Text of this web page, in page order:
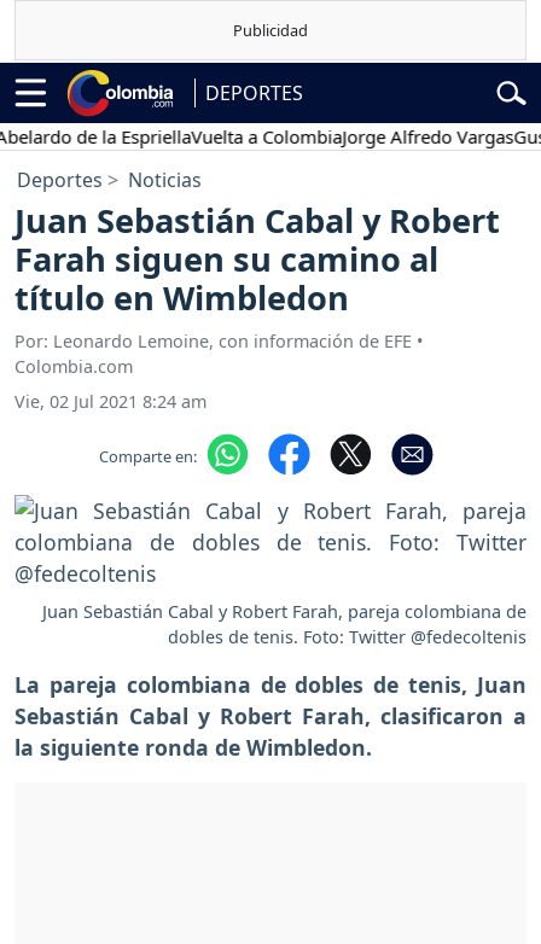
DEPORTES
de la EspriellaVuelta a ColombiaJorge Alfredo Vargas
Deportes Noticias
Juan Sebastián Cabal y Robert
Farah siguen su camino al
título en Wimbledon
Por: Leonardo Lemoine, con información de EFE •
Colombia.com
Vie, 02 Jul 2021 8:24 am
Comparte en:
Juan Sebastián Cabal y Robert Farah, pareja colombiana de
dobles de tenis. Foto: Twitter @fedecoltenis
La pareja colombiana de dobles de tenis, Juan
Sebastián Cabal y Robert Farah, clasificaron a
la siguiente ronda de Wimbledon.